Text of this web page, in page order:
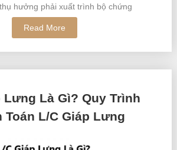
hưởng phải xuất trình bộ chứng
Read More
Lưng Là Gì? Quy Trình
Toán L/C Giáp Lưng